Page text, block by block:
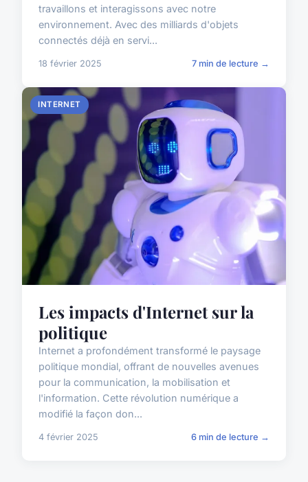
travaillons et interagissons avec notre
environnement. Avec des milliards d'objets
connectés déjà en servi...
18 février 2025 7 min de lecture →
INTERNET
Les impacts d'Internet sur la
politique
Internet a profondément transformé le paysage
politique mondial, offrant de nouvelles avenues
pour la communication, la mobilisation et
l'information. Cette révolution numérique a
modifié la façon don...
4 février 2025 6 min de lecture →